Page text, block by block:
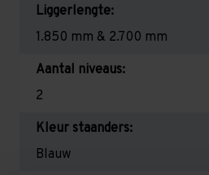
Liggerlengte:
1.850 mm & 2.700 mm
Aantal niveaus:
2
Kleur staanders:
Blauw